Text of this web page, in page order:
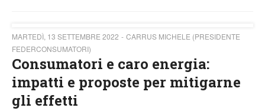
MARTEDÌ, 13 SETTEMBRE 2022
CARRUS MICHELE (PRESIDENTE
FEDERCONSUMATORI)
Consumatori e caro energia:
impatti e proposte per mitigarne
gli effetti